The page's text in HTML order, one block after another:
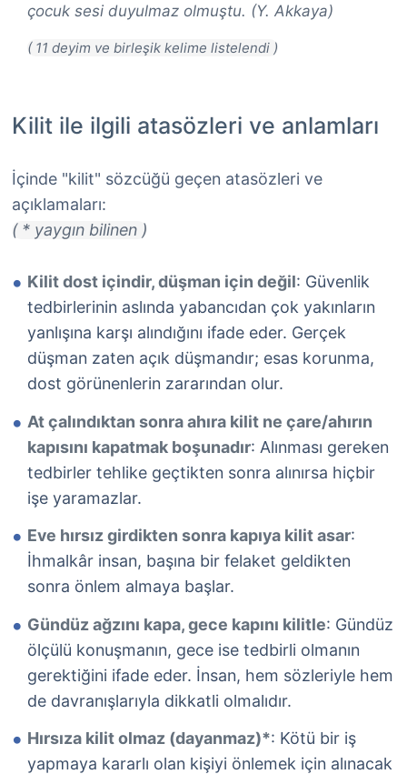
çocuk sesi duyulmaz olmuştu. (Y. Akkaya)
Kilit ile ilgili atasözleri ve anlamları
İçinde "kilit" sözcüğü geçen atasözleri ve
açıklamaları:
( * yaygın bilinen )
Kilit dost içindir, düşman için değil: Güvenlik
tedbirlerinin aslında yabancıdan çok yakınların
yanlışına karşı alındığını ifade eder. Gerçek
düşman zaten açık düşmandır; esas korunma,
dost görünenlerin zararından olur.
At çalındıktan sonra ahıra kilit ne çare/ahırın
kapısını kapatmak boşunadır: Alınması gereken
tedbirler tehlike geçtikten sonra alınırsa hiçbir
işe yaramazlar.
Eve hırsız girdikten sonra kapıya kilit asar:
İhmalkâr insan, başına bir felaket geldikten
sonra önlem almaya başlar.
Gündüz ağzını kapa, gece kapını kilitle: Gündüz
ölçülü konuşmanın, gece ise tedbirli olmanın
gerektiğini ifade eder. İnsan, hem sözleriyle hem
de davranışlarıyla dikkatli olmalıdır.
Hırsıza kilit olmaz (dayanmaz)*: Kötü bir iş
yapmaya kararlı olan kişiyi önlemek için alınacak